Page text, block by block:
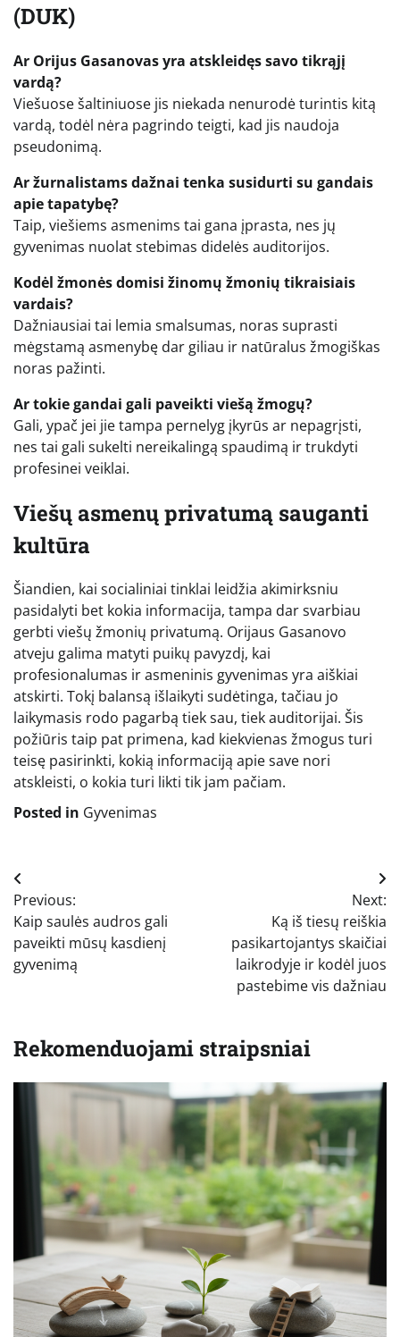
(DUK)
Ar Orijus Gasanovas yra atskleidęs savo tikrąjį
vardą?
Viešuose šaltiniuose jis niekada nenurodė turintis kitą
vardą, todėl nėra pagrindo teigti, kad jis naudoja
pseudonimą.
Ar žurnalistams dažnai tenka susidurti su gandais
apie tapatybę?
Taip, viešiems asmenims tai gana įprasta, nes jų
gyvenimas nuolat stebimas didelės auditorijos.
Kodėl žmonės domisi žinomų žmonių tikraisiais
vardais?
Dažniausiai tai lemia smalsumas, noras suprasti
mėgstamą asmenybę dar giliau ir natūralus žmogiškas
noras pažinti.
Ar tokie gandai gali paveikti viešą žmogų?
Gali, ypač jei jie tampa pernelyg įkyrūs ar nepagrįsti,
nes tai gali sukelti nereikalingą spaudimą ir trukdyti
profesinei veiklai.
Viešų asmenų privatumą sauganti
kultūra
Šiandien, kai socialiniai tinklai leidžia akimirksniu
pasidalyti bet kokia informacija, tampa dar svarbiau
gerbti viešų žmonių privatumą. Orijaus Gasanovo
atveju galima matyti puikų pavyzdį, kai
profesionalumas ir asmeninis gyvenimas yra aiškiai
atskirti. Tokį balansą išlaikyti sudėtinga, tačiau jo
laikymasis rodo pagarbą tiek sau, tiek auditorijai. Šis
požiūris taip pat primena, kad kiekvienas žmogus turi
teisę pasirinkti, kokią informaciją apie save nori
atskleisti, o kokia turi likti tik jam pačiam.
Posted in Gyvenimas
Navigacija
tarp
įrašų
Previous:
Kaip saulės audros gali
paveikti mūsų kasdienį
gyvenimą
Next:
Ką iš tiesų reiškia
pasikartojantys skaičiai
laikrodyje ir kodėl juos
pastebime vis dažniau
Rekomenduojami straipsniai